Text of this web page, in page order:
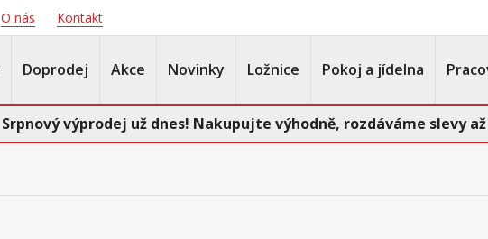
O nás Kontakt
Doprodej Akce Novinky Ložnice Pokoj a jídelna
Srpnový výprodej už dnes! Nakupujte výhodně, rozdáváme slevy až